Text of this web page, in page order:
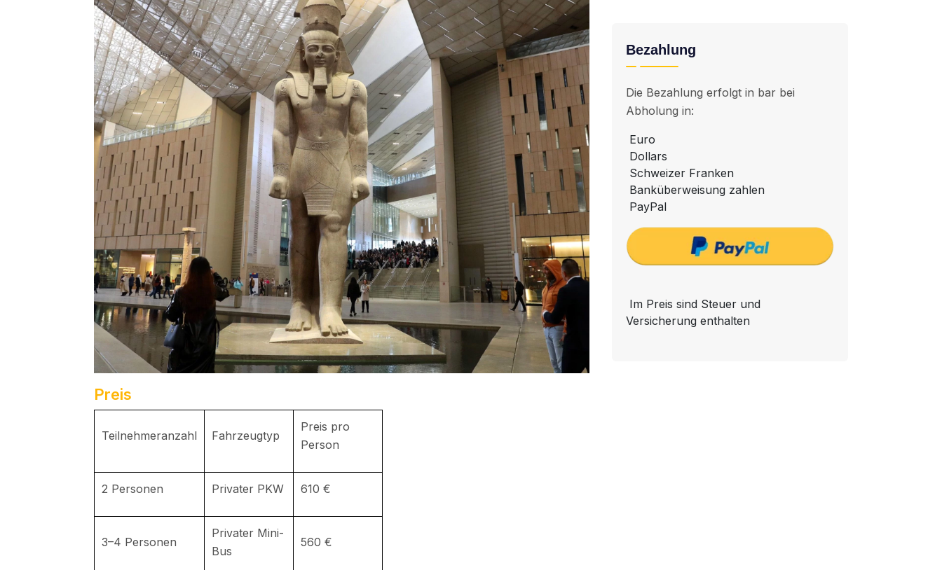
Preis
Teilnehmeranzahl Fahrzeugtyp
Preis pro
Person
2 Personen Privater PKW 610 €
3–4 Personen
Privater Mini-
Bus
560 €
Bezahlung
Die Bezahlung erfolgt in bar bei
Abholung in:
Euro
Dollars
Schweizer Franken
Banküberweisung zahlen
PayPal
Im Preis sind Steuer und
Versicherung enthalten